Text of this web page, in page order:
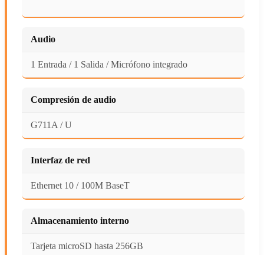
Audio
1 Entrada / 1 Salida / Micrófono integrado
Compresión de audio
G711A / U
Interfaz de red
Ethernet 10 / 100M BaseT
Almacenamiento interno
Tarjeta microSD hasta 256GB